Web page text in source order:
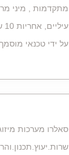
על ידי טכנאי
סאלרו מערכות